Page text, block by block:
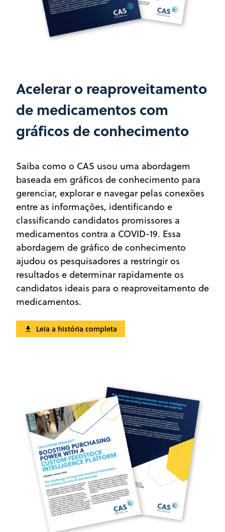
Acelerar o reaproveitamento
de medicamentos com
gráficos de conhecimento
Saiba como o CAS usou uma abordagem
baseada em gráficos de conhecimento para
gerenciar, explorar e navegar pelas conexões
entre as informações, identificando e
classificando candidatos promissores a
medicamentos contra a COVID-19. Essa
abordagem de gráfico de conhecimento
ajudou os pesquisadores a restringir os
resultados e determinar rapidamente os
candidatos ideais para o reaproveitamento de
medicamentos.
Leia a história completa